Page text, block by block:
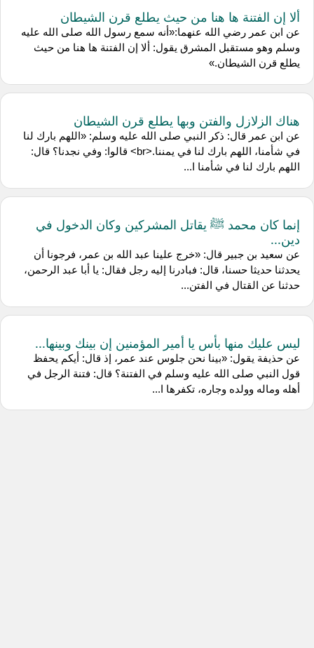
ألا إن الفتنة ها هنا من حيث يطلع قرن الشيطان
عن ‌ابن عمر رضي الله عنهما:«أنه سمع رسول الله صلى الله عليه
وسلم وهو مستقبل المشرق يقول: ألا إن الفتنة ها هنا من حيث
يطلع قرن الشيطان.»
هناك الزلازل والفتن وبها يطلع قرن الشيطان
عن ‌ابن عمر قال: ذكر النبي صلى الله عليه وسلم: «اللهم بارك لنا
في شأمنا، اللهم بارك لنا في يمننا.<br> قالوا: وفي نجدنا؟ قال:
اللهم بارك لنا في شأمنا ا...
إنما كان محمد ﷺ يقاتل المشركين وكان الدخول في
دين...
عن ‌سعيد بن جبير قال: «خرج علينا عبد الله بن عمر، فرجونا أن
يحدثنا حديثا حسنا، قال: فبادرنا إليه رجل فقال: يا أبا عبد الرحمن،
حدثنا عن القتال في الفتن...
ليس عليك منها بأس يا أمير المؤمنين إن بينك وبينها...
عن ‌حذيفة يقول: «بينا نحن جلوس عند عمر، إذ قال: أيكم يحفظ
قول النبي صلى الله عليه وسلم في الفتنة؟ قال: فتنة الرجل في
أهله وماله وولده وجاره، تكفرها ا...